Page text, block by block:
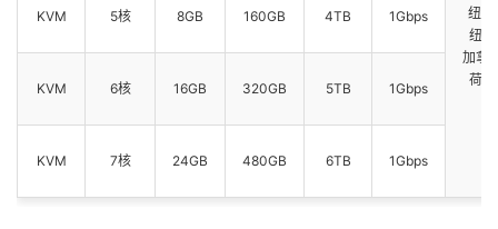
纽约
纽约
加拿
荷
KVM 5核 8GB 160GB 4TB 1Gbps
KVM 6核 16GB 320GB 5TB 1Gbps
KVM 7核 24GB 480GB 6TB 1Gbps